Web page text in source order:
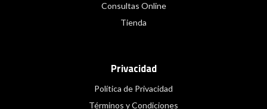
Consultas Online
Tienda
Privacidad
Política de Privacidad
Términos y Condiciones